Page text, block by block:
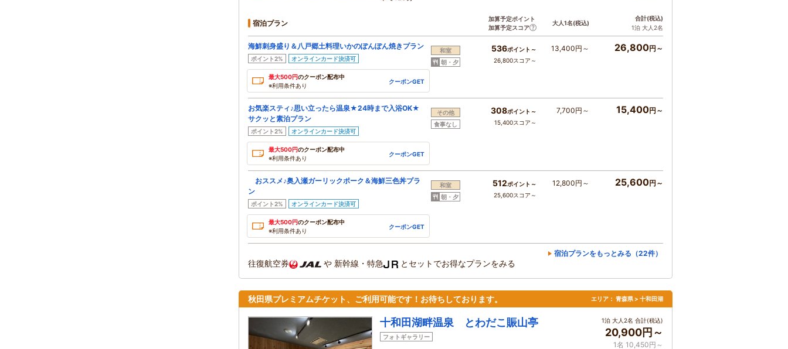
宿泊プラン
加算予定ポイント
加算予定スコア
大人1名(税込)
合計(税込)
1泊 大人2名
海鮮刺身盛り＆八戸郷土料理いかのぽんぽん焼きプラン
ポイント2% オンラインカード決済可
最大500円のクーポン配布中
※利用条件あり
クーポンGET
和室
朝・夕
536ポイント～
26,800スコア～
13,400円～ 26,800円～
お気楽スティ♪思い立ったら温泉★24時まで入浴OK★
サクッと素泊プラン
ポイント2% オンラインカード決済可
最大500円のクーポン配布中
※利用条件あり
クーポンGET
その他
食事なし
308ポイント～
15,400スコア～
7,700円～ 15,400円～
おススメ♪奥入瀬ガーリックポーク＆海鮮三色丼プラ
ン
ポイント2% オンラインカード決済可
最大500円のクーポン配布中
※利用条件あり
クーポンGET
和室
朝・夕
512ポイント～
25,600スコア～
12,800円～ 25,600円～
宿泊プランをもっとみる（22件）
往復航空券 や 新幹線・特急 とセットでお得なプランをみる
秋田県プレミアムチケット、ご利用可能です！お待ちしております。 エリア： 青森県 > 十和田湖
十和田湖畔温泉 とわだこ賑山亭
フォトギャラリー
1泊 大人2名 合計(税込)
20,900円～
1名 10,450円～